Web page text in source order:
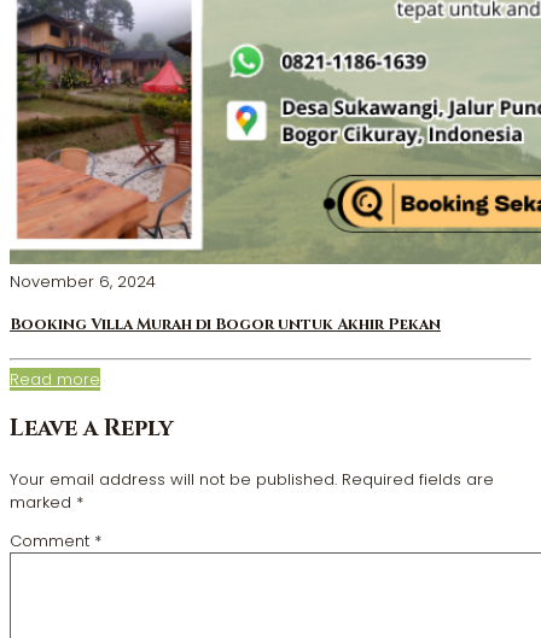
November 6, 2024
Booking Villa Murah di Bogor untuk Akhir Pekan
Read more
Leave a Reply
Your email address will not be published. Required fields are
marked *
Comment *